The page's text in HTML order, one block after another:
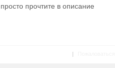
прочтите в описание
|